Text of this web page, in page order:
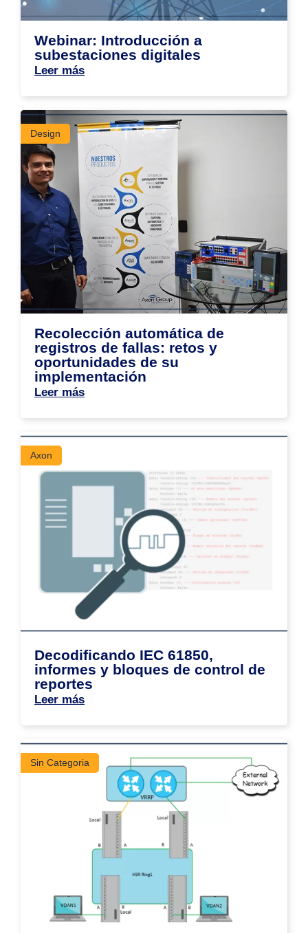
Webinar: Introducción a
subestaciones digitales
Leer más
Design
Recolección automática de
registros de fallas: retos y
oportunidades de su
implementación
Leer más
Axon
Decodificando IEC 61850,
informes y bloques de control de
reportes
Leer más
Sin Categoria